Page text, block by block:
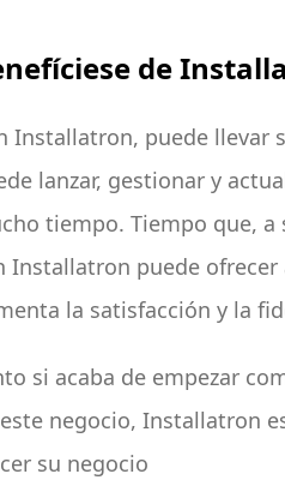
de
Installatron, puede llevar
lanzar, gestionar y
tiempo. Tiempo que, a
Installatron puede ofrecer
la satisfacción y la
si acaba de empezar
negocio, Installatron
su negocio